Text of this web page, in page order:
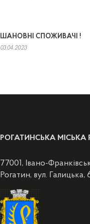
ШАНОВНІ СПОЖИВАЧІ !
03.04.2023
РОГАТИНСЬКА МІСЬКА
77001, Івано-
Рогатин, вул. Галицька,